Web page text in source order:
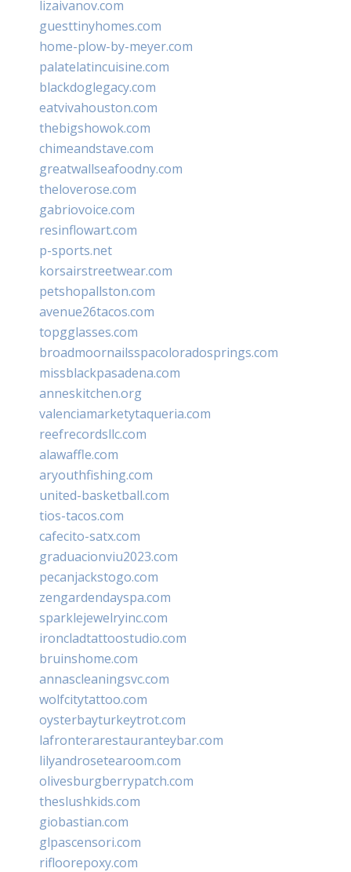
lizaivanov.com
guesttinyhomes.com
home-plow-by-meyer.com
palatelatincuisine.com
blackdoglegacy.com
eatvivahouston.com
thebigshowok.com
chimeandstave.com
greatwallseafoodny.com
theloverose.com
gabriovoice.com
resinflowart.com
p-sports.net
korsairstreetwear.com
petshopallston.com
avenue26tacos.com
topgglasses.com
broadmoornailsspacoloradosprings.com
missblackpasadena.com
anneskitchen.org
valenciamarketytaqueria.com
reefrecordsllc.com
alawaffle.com
aryouthfishing.com
united-basketball.com
tios-tacos.com
cafecito-satx.com
graduacionviu2023.com
pecanjackstogo.com
zengardendayspa.com
sparklejewelryinc.com
ironcladtattoostudio.com
bruinshome.com
annascleaningsvc.com
wolfcitytattoo.com
oysterbayturkeytrot.com
lafronterarestauranteybar.com
lilyandrosetearoom.com
olivesburgberrypatch.com
theslushkids.com
giobastian.com
glpascensori.com
rifloorepoxy.com